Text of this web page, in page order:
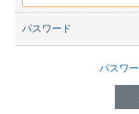
パスワード
パスワ